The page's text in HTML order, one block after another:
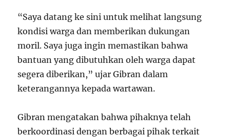
“Saya datang ke sini untuk melihat langsung
kondisi warga dan memberikan dukungan
moril. Saya juga ingin memastikan bahwa
bantuan yang dibutuhkan oleh warga dapat
segera diberikan,” ujar Gibran dalam
keterangannya kepada wartawan.
Gibran mengatakan bahwa pihaknya telah
berkoordinasi dengan berbagai pihak terkait